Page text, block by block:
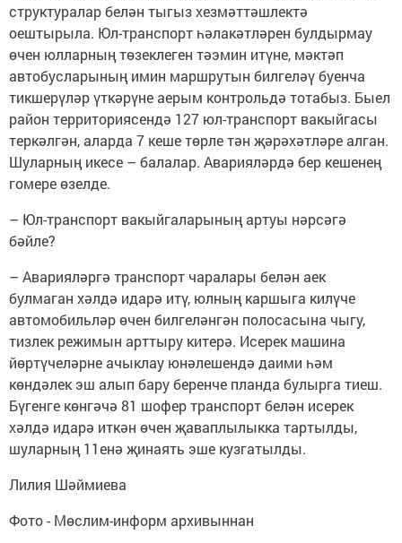
структуралар белән тыгыз хезмәттәшлектә
оештырыла. Юл-транспорт һәлакәтләрен булдырмау
өчен юлларның төзеклеген тәэмин итүне, мәктәп
автобусларының имин маршрутын билгеләү буенча
тикшерүләр үткәрүне аерым контрольдә тотабыз. Быел
район территориясендә 127 юл-транспорт вакыйгасы
теркәлгән, аларда 7 кеше төрле тән җәрәхәтләре алган.
Шуларның икесе – балалар. Аварияләрдә бер кешенең
гомере өзелде.
– Юл-транспорт вакыйгаларының артуы нәрсәгә
бәйле?
– Аварияләргә транспорт чаралары белән аек
булмаган хәлдә идарә итү, юлның каршыга килүче
автомобильләр өчен билгеләнгән полосасына чыгу,
тизлек режимын арттыру китерә. Исерек машина
йөртүчеләрне ачыклау юнәлешендә даими һәм
көндәлек эш алып бару беренче планда булырга тиеш.
Бүгенге көнгәчә 81 шофер транспорт белән исерек
хәлдә идарә иткән өчен җаваплылыкка тартылды,
шуларның 11енә җинаять эше кузгатылды.
Лилия Шәймиева
Фото - Мөслим-информ архивыннан